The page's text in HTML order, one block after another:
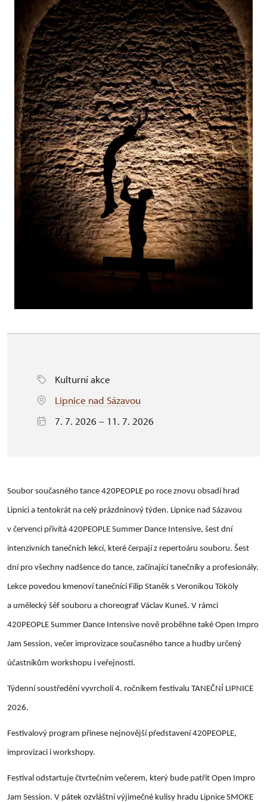
Kulturní akce
Lipnice nad Sázavou
7. 7. 2026 – 11. 7. 2026
Soubor současného tance 420PEOPLE po roce znovu obsadí hrad
Lipnici a tentokrát na celý prázdninový týden. Lipnice nad Sázavou
v červenci přivítá 420PEOPLE Summer Dance Intensive, šest dní
intenzivních tanečních lekcí, které čerpají z repertoáru souboru. Šest
dní pro všechny nadšence do tance, začínající tanečníky a profesionály.​
Lekce povedou kmenoví tanečníci Filip Staněk s Veronikou Tököly
a umělecký šéf souboru a choreograf Václav Kuneš. V rámci
420PEOPLE Summer Dance Intensive nově proběhne také Open Impro
Jam Session, večer improvizace současného tance a hudby určený
účastníkům workshopu i veřejnosti.
Týdenní soustředění vyvrcholí 4. ročníkem festivalu TANEČNÍ LIPNICE
2026.
Festivalový program přinese nejnovější představení 420PEOPLE,
improvizaci i workshopy.
Festival odstartuje čtvrtečním večerem, který bude patřit Open Impro
Jam Session. V pátek ozvláštní výjimečné kulisy hradu Lipnice SMOKE